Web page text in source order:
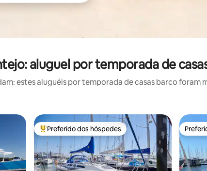
aluguel por temporada de
estes aluguéis por temporada de casas barco
Entre os melhores preferidos dos hóspedes
Preferido dos hóspedes